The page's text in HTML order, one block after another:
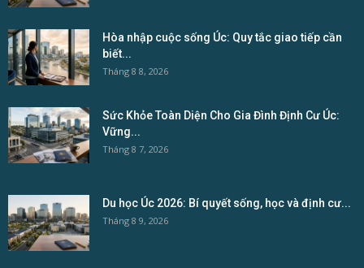
Hòa nhập cuộc sống Úc: Quy tắc giao tiếp cần
biết...
Tháng 8 8, 2026
Sức Khỏe Toàn Diện Cho Gia Đình Định Cư Úc:
Vững...
Tháng 8 7, 2026
Du học Úc 2026: Bí quyết sống, học và định cư...
Tháng 8 9, 2026